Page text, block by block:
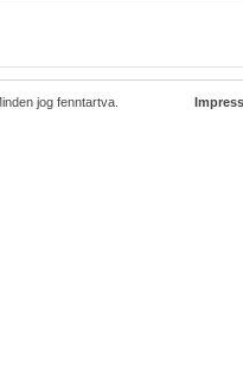
jog fenntartva.